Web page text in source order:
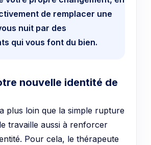
de remplacer une
nuit par des
qui vous font du bien.
nouvelle identité de
plus loin que la simple rupture
travaille aussi à renforcer
Pour cela, le thérapeute